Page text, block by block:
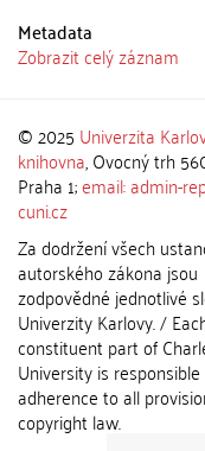
Metadata
Zobrazit celý záznam
© 2025 Univerzita
knihovna, Ovocný trh
Praha 1;email: admin-
cuni.cz
Za dodržení všech
autorského zákona jsou
zodpovědné jednotlivé
Univerzity Karlovy. /
constituent part of
University is
adherence to all
copyright law.